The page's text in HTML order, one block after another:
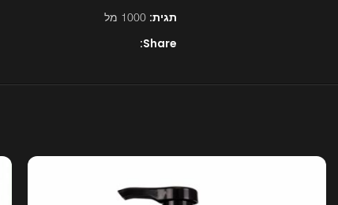
תגית: 1000 מל
Share: